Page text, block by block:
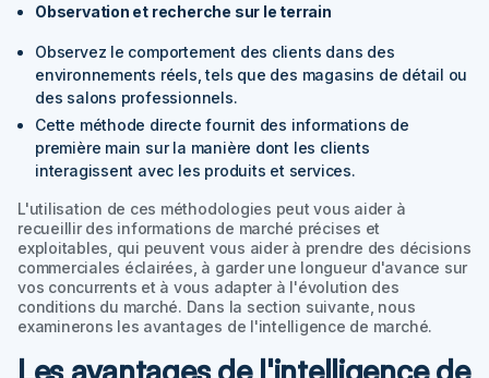
Observation et recherche sur le terrain
Observez le comportement des clients dans des
environnements réels, tels que des magasins de détail ou
des salons professionnels.
Cette méthode directe fournit des informations de
première main sur la manière dont les clients
interagissent avec les produits et services.
L'utilisation de ces méthodologies peut vous aider à
recueillir des informations de marché précises et
exploitables, qui peuvent vous aider à prendre des décisions
commerciales éclairées, à garder une longueur d'avance sur
vos concurrents et à vous adapter à l'évolution des
conditions du marché. Dans la section suivante, nous
examinerons les avantages de l'intelligence de marché.